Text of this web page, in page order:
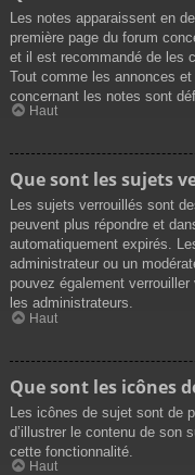
Les notes apparaissent en
première page du forum
et il est recommandé de les
Tout comme les annonces
concernant les notes sont
Haut
Que sont les sujets
Les sujets verrouillés sont
peuvent plus répondre et
automatiquement expirés.
administrateur ou un
pouvez également
les administrateurs.
Haut
Que sont les icônes
Les icônes de sujet sont de
d’illustrer le contenu de son
cette fonctionnalité.
Haut